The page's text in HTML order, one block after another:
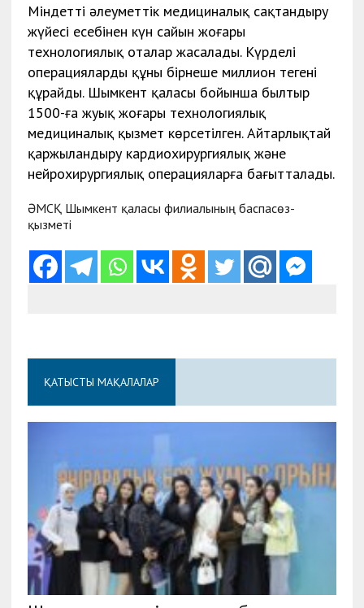
Міндетті әлеуметтік медициналық сақтандыру
жүйесі есебінен күн сайын жоғары
технологиялық оталар жасалады. Күрделі
операциялардың құны бірнеше миллион теңгені
құрайды. Шымкент қаласы бойынша былтыр
1500-ға жуық жоғары технологиялық
медициналық қызмет көрсетілген. Айтарлықтай
қаржыландыру кардиохирургиялық және
нейрохирургиялық операцияларға бағытталады.
ӘМСҚ Шымкент қаласы филиалының баспасөз-
қызметі
ҚАТЫСТЫ МАҚАЛАЛАР